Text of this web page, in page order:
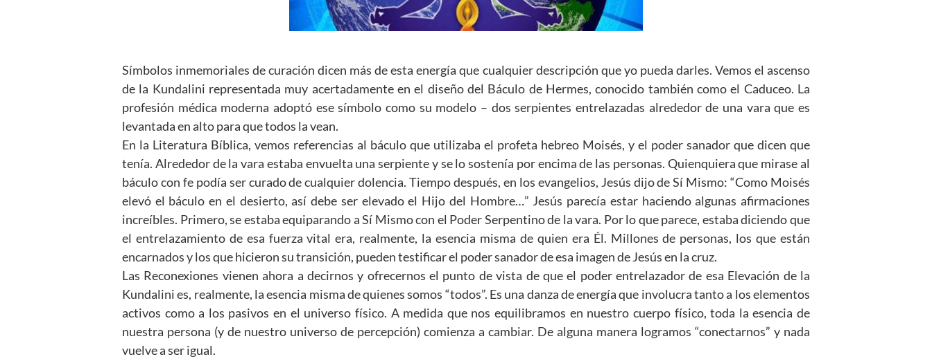
Símbolos inmemoriales de curación dicen más de esta energía que cualquier descripción que yo pueda darles. Vemos el ascenso
de la Kundalini representada muy acertadamente en el diseño del Báculo de Hermes, conocido también como el Caduceo. La
profesión médica moderna adoptó ese símbolo como su modelo – dos serpientes entrelazadas alrededor de una vara que es
levantada en alto para que todos la vean.
En la Literatura Bíblica, vemos referencias al báculo que utilizaba el profeta hebreo Moisés, y el poder sanador que dicen que
tenía. Alrededor de la vara estaba envuelta una serpiente y se lo sostenía por encima de las personas. Quienquiera que mirase al
báculo con fe podía ser curado de cualquier dolencia. Tiempo después, en los evangelios, Jesús dijo de Sí Mismo: “Como Moisés
elevó el báculo en el desierto, así debe ser elevado el Hijo del Hombre…” Jesús parecía estar haciendo algunas afirmaciones
increíbles. Primero, se estaba equiparando a Sí Mismo con el Poder Serpentino de la vara. Por lo que parece, estaba diciendo que
el entrelazamiento de esa fuerza vital era, realmente, la esencia misma de quien era Él. Millones de personas, los que están
encarnados y los que hicieron su transición, pueden testificar el poder sanador de esa imagen de Jesús en la cruz.
Las Reconexiones vienen ahora a decirnos y ofrecernos el punto de vista de que el poder entrelazador de esa Elevación de la
Kundalini es, realmente, la esencia misma de quienes somos “todos”. Es una danza de energía que involucra tanto a los elementos
activos como a los pasivos en el universo físico. A medida que nos equilibramos en nuestro cuerpo físico, toda la esencia de
nuestra persona (y de nuestro universo de percepción) comienza a cambiar. De alguna manera logramos “conectarnos” y nada
vuelve a ser igual.